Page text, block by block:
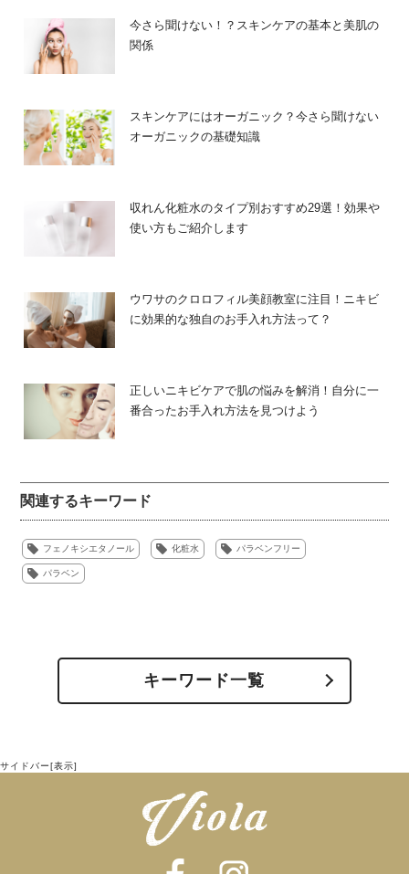
いてのパラベンの存在がどのように影響しているのかみて
いきます。
化粧品にパラベンが含まれる理由
ぐためです。ふたを開けた後、使用時に酸化が始まり、空
気中の菌や手の皮膚についた雑菌が入ってしまうことで腐
敗し品質がおちてしまいます。
また、変色・異臭なども起こってきます。微生物によって
また、phに影響されないというのも理由の一つです。phと
小さくなるほど酸性に、大きくなるほどアルカリ性になる
性です。脂性肌の方ほど酸性に、乾燥肌の方ほどアルカリ
性にちかくなります。
つまり、パラベンが含まれることで、肌質・その時の肌状
化粧品だけでなく、他にもパラベンフリーを謳った注目度
の高い製品を紹介します。
赤ちゃんのおしりふき
産まれてからオムツがとれるまで、毎日使うおしりふきで
す。肌が弱い赤ちゃんですので、できるだけお肌に優しく
にもアルコール成分なども刺激が強く、配合されているか
いないか、気になるところです。
ぬるま湯にコットンが一番安心安全で優しい、という意見
シャンプー
主成分が水のため、特に細菌が繁殖しやすく、防腐剤を使
め、パラベンフリーとなると代替のもの、または天然由来
の防腐剤が入っています。しかし、どちらもパラベンより
刺激が強くなってしまう場合もあります。
今さら聞けない！？スキンケアの基本と美肌の
関係
スキンケアにはオーガニック？今さら聞けない
オーガニックの基礎知識
収れん化粧水のタイプ別おすすめ29選！効果や
使い方もご紹介します
ウワサのクロロフィル美顔教室に注目！ニキビ
に効果的な独自のお手入れ方法って？
正しいニキビケアで肌の悩みを解消！自分に一
番合ったお手入れ方法を見つけよう
関連するキーワード
フェノキシエタノール 化粧水 パラベンフリー
パラベン
キーワード一覧
サイドバー[表示]